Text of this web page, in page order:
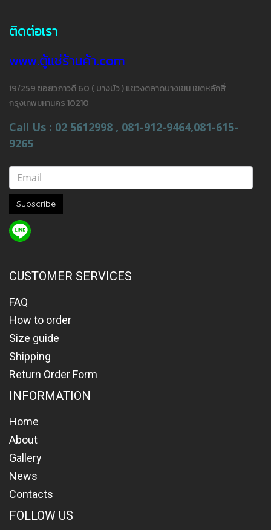
ติดต่อเรา
www.ตู้แช่ร้านค้า.com
19/259 ซอยวภาวดี 60 ( บางบัว ) แขวงตลาดบางเขน เขตหลักสี่
กรุงเทพมหานคร 10210
Call Us : 02 5612998 , 081-912-9464,081-615-
9265
Subscribe
CUSTOMER SERVICES
FAQ
How to order
Size guide
Shipping
Return Order Form
INFORMATION
Home
About
Gallery
News
Contacts
FOLLOW US